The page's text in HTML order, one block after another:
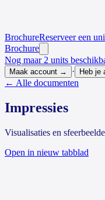
BrochureReserveer een
Brochure
Nog maar 2 units
Maak account → · Heb je
← Alle documenten
Impressies
Visualisaties en
Open in nieuw tabblad